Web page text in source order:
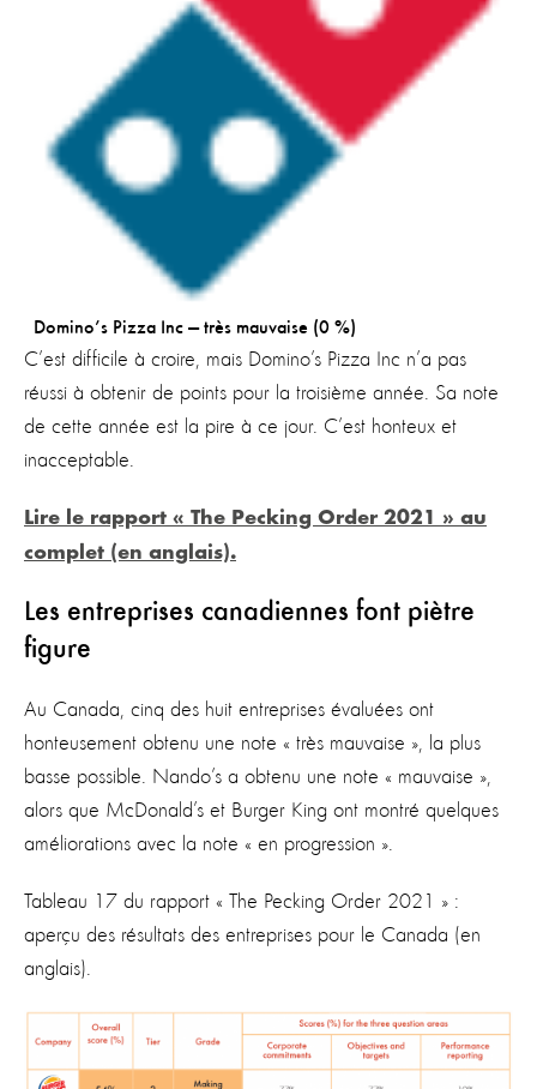
Domino’s Pizza Inc — très mauvaise (0 %)
C’est difficile à croire, mais Domino’s Pizza Inc n’a pas
réussi à obtenir de points pour la troisième année. Sa note
de cette année est la pire à ce jour. C’est honteux et
inacceptable.
Lire le rapport « The Pecking Order 2021 » au
complet (en anglais).
Les entreprises canadiennes font piètre
figure
Au Canada, cinq des huit entreprises évaluées ont
honteusement obtenu une note « très mauvaise », la plus
basse possible. Nando’s a obtenu une note « mauvaise »,
alors que McDonald’s et Burger King ont montré quelques
améliorations avec la note « en progression ».
Tableau 17 du rapport « The Pecking Order 2021 » :
aperçu des résultats des entreprises pour le Canada (en
anglais).